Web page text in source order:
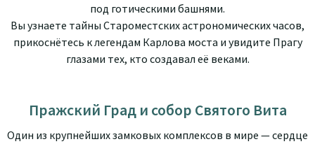
под готическими башнями.
Вы узнаете тайны Староместских астрономических часов,
прикоснётесь к легендам Карлова моста и увидите Прагу
глазами тех, кто создавал её веками.
Пражский Град и собор Святого Вита
Один из крупнейших замковых комплексов в мире — сердце